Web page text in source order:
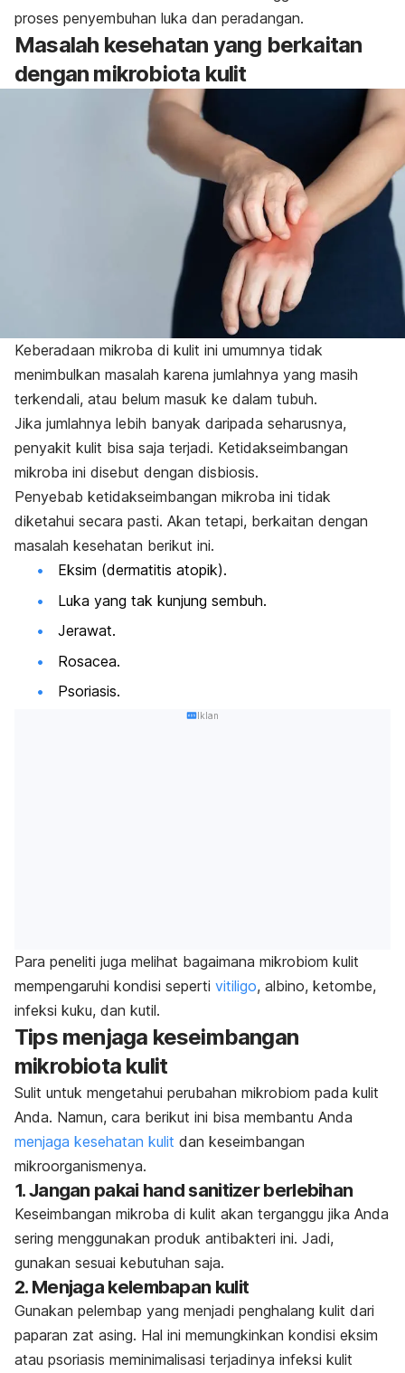
proses penyembuhan luka dan peradangan.
Masalah kesehatan yang berkaitan
dengan mikrobiota kulit
Keberadaan mikroba di kulit ini umumnya tidak
menimbulkan masalah karena jumlahnya yang masih
terkendali, atau belum masuk ke dalam tubuh.
Jika jumlahnya lebih banyak daripada seharusnya,
penyakit kulit bisa saja terjadi. Ketidakseimbangan
mikroba ini disebut dengan disbiosis.
Penyebab ketidakseimbangan mikroba ini tidak
diketahui secara pasti. Akan tetapi, berkaitan dengan
masalah kesehatan berikut ini.
Eksim (dermatitis atopik).
Luka yang tak kunjung sembuh.
Jerawat.
Rosacea.
Psoriasis.
Iklan
Para peneliti juga melihat bagaimana mikrobiom kulit
mempengaruhi kondisi seperti vitiligo, albino, ketombe,
infeksi kuku, dan kutil.
Tips menjaga keseimbangan
mikrobiota kulit
Sulit untuk mengetahui perubahan mikrobiom pada kulit
Anda. Namun, cara berikut ini bisa membantu Anda
menjaga kesehatan kulit dan keseimbangan
mikroorganismenya.
1. Jangan pakai hand sanitizerberlebihan
Keseimbangan mikroba di kulit akan terganggu jika Anda
sering menggunakan produk antibakteri ini. Jadi,
gunakan sesuai kebutuhan saja.
2. Menjaga kelembapan kulit
Gunakan pelembap yang menjadi penghalang kulit dari
paparan zat asing. Hal ini memungkinkan kondisi eksim
atau psoriasis meminimalisasi terjadinya infeksi kulit